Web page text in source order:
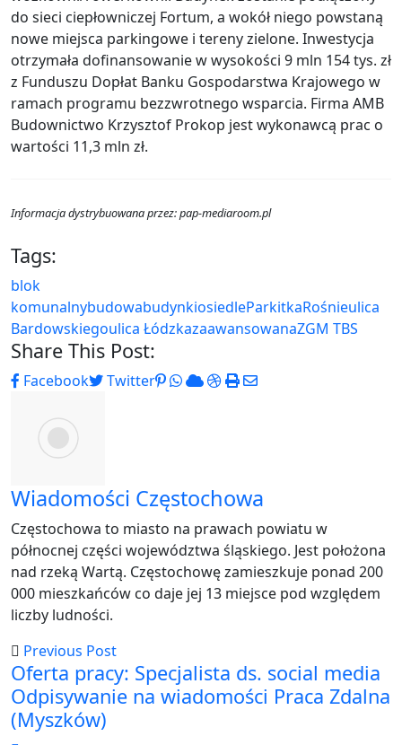
do sieci ciepłowniczej Fortum, a wokół niego powstaną
nowe miejsca parkingowe i tereny zielone. Inwestycja
otrzymała dofinansowanie w wysokości 9 mln 154 tys. zł
z Funduszu Dopłat Banku Gospodarstwa Krajowego w
ramach programu bezzwrotnego wsparcia. Firma AMB
Budownictwo Krzysztof Prokop jest wykonawcą prac o
wartości 11,3 mln zł.
Informacja dystrybuowana przez: pap-mediaroom.pl
Tags:
blok
komunalnybudowabudynkiosiedleParkitkaRośnieulica
Bardowskiegoulica ŁódzkazaawansowanaZGM TBS
Share This Post:
Facebook Twitter Pinterest
Whatsapp
CloudStumbleUpon
PrintShare
Wiadomości Częstochowa
Częstochowa to miasto na prawach powiatu w
północnej części województwa śląskiego. Jest położona
nad rzeką Wartą. Częstochowę zamieszkuje ponad 200
000 mieszkańców co daje jej 13 miejsce pod względem
liczby ludności.
Previous Post
Oferta pracy: Specjalista ds. social media
Odpisywanie na wiadomości Praca Zdalna
(Myszków)